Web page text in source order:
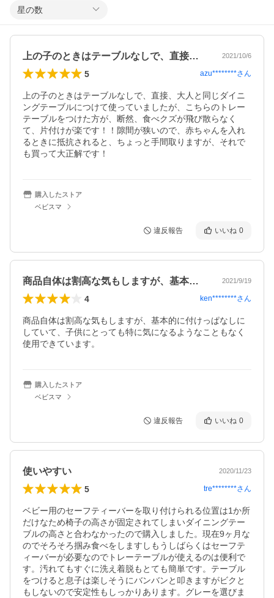
星の数
上の子のときはテーブルなしで、直接、大… 2021/10/6
5 azu********さん
上の子のときはテーブルなしで、直接、大人と同じダイニ
ングテーブルにつけて使っていましたが、こちらのトレー
テーブルをつけた方が、断然、食べクズが飛び散らなく
て、片付けが楽です！！隙間が狭いので、赤ちゃんを入れ
るときに抵抗されると、ちょっと手間取りますが、それで
も買って大正解です！
購入したストア
ベビスマ
違反報告 いいね 0
商品自体は割高な気もしますが、基本的に… 2021/9/19
4 ken********さん
商品自体は割高な気もしますが、基本的に付けっぱなしに
していて、子供にとっても特に気になるようなこともなく
使用できています。
購入したストア
ベビスマ
違反報告 いいね 0
使いやすい 2020/11/23
5 tre********さん
ベビー用のセーフティーバーを取り付けられる位置は1か所
だけなため椅子の高さが固定されてしまいダイニングテー
ブルの高さと合わなかったので購入しました。現在9ヶ月な
のでそろそろ掴み食べをしますしもうしばらくはセーフテ
ィーバーが必要なのでトレーテーブルが使えるのは便利で
す。汚れてもすぐに洗え着脱もとても簡単です。テーブル
をつけると息子は楽しそうにバンバンと叩きますがビクと
もしないので安定性もしっかりあります。グレーを選びま